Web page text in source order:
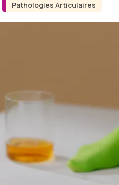
Pathologies Articulaires